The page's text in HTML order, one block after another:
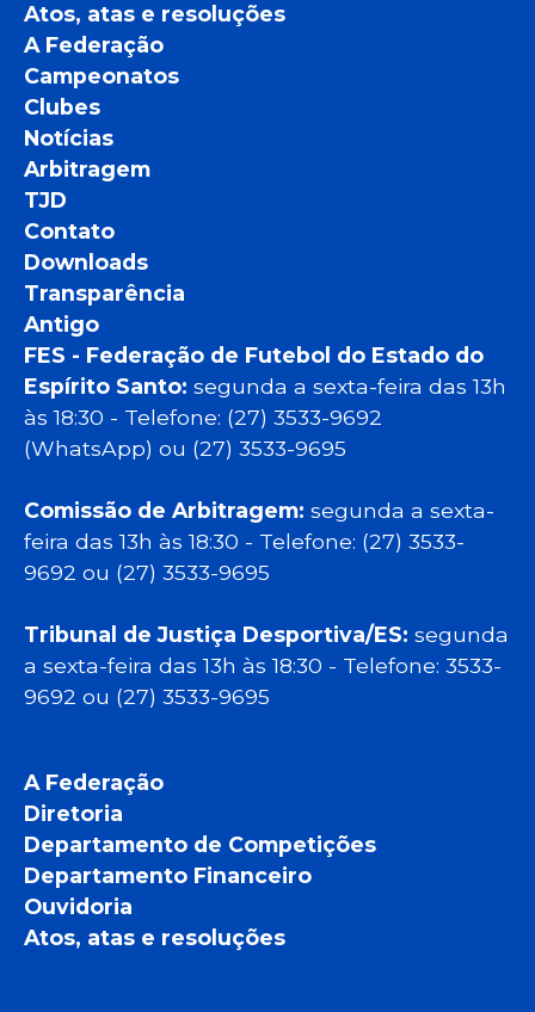
Atos, atas e resoluções
A Federação
Campeonatos
Clubes
Notícias
Arbitragem
TJD
Contato
Downloads
Transparência
Antigo
FES - Federação de Futebol do Estado do
Espírito Santo: segunda a sexta-feira das 13h
às 18:30 - Telefone: (27) 3533-9692
(WhatsApp) ou (27) 3533-9695
Comissão de Arbitragem: segunda a sexta-
feira das 13h às 18:30 - Telefone: (27) 3533-
9692 ou (27) 3533-9695
Tribunal de Justiça Desportiva/ES: segunda
a sexta-feira das 13h às 18:30 - Telefone: 3533-
9692 ou (27) 3533-9695
A Federação
Diretoria
Departamento de Competições
Departamento Financeiro
Ouvidoria
Atos, atas e resoluções